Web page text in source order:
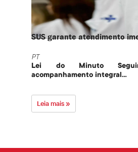
SUS garante atendimento
PT
Lei do Minuto
acompanhamento integral...
Leia mais »